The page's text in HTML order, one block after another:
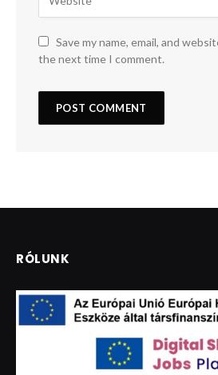
Save my name, email, and
the next time I comment.
RÓLUNK